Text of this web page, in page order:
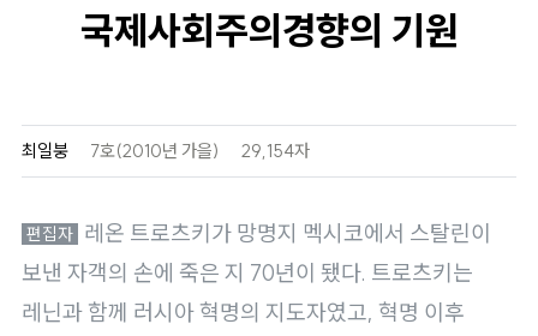
국제사회주의경향의 기원
최일붕 7호(2010년 가을) 29,154자
레온 트로츠키가 망명지 멕시코에서 스탈린이
보낸 자객의 손에 죽은 지 70년이 됐다. 트로츠키는
레닌과 함께 러시아 혁명의 지도자였고, 혁명 이후